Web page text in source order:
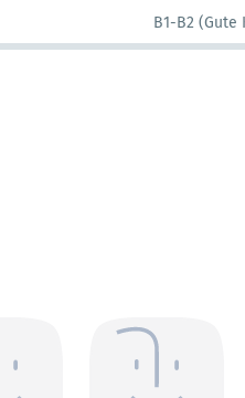
B1-B2 (Gute